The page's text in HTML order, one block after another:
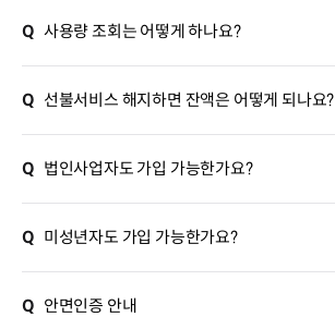
Q 사용량 조회는 어떻게 하나요?
Q 선불서비스 해지하면 잔액은 어떻게 되나요?
Q 법인사업자도 가입 가능한가요?
Q 미성년자도 가입 가능한가요?
Q 안면인증 안내